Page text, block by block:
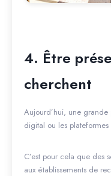
4. Être
cherchent
Aujourd’hui, une grande
digital ou les plateformes
C’est pour cela que des
aux établissements de